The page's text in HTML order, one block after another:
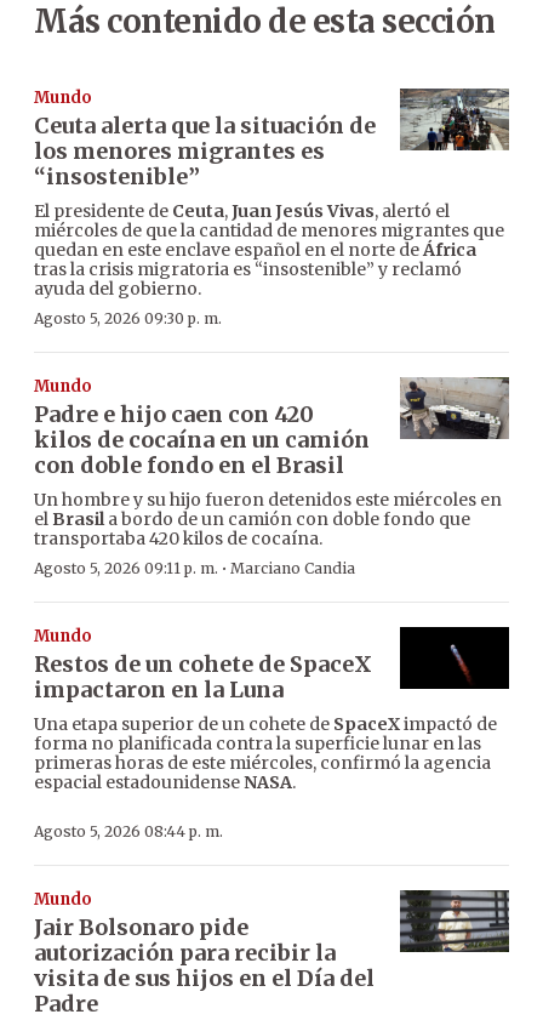
Más contenido de esta sección
Mundo
Ceuta alerta que la situación de
los menores migrantes es
“insostenible”
El presidente de Ceuta,Juan Jesús Vivas, alertó el
miércoles de que la cantidad de menores migrantes que
quedan en este enclave español en el norte deÁfrica
tras la crisis migratoria es “insostenible” y reclamó
ayuda del gobierno.
Agosto 5, 2026 09:30 p. m.
Mundo
Padre e hijo caen con 420
kilos de cocaína en un camión
con doble fondo en el Brasil
Un hombre y su hijo fueron detenidos este miércoles en
el Brasila bordo de un camión con doble fondo que
transportaba 420 kilos de cocaína.
Agosto 5, 2026 09:11 p. m. · Marciano Candia
Mundo
Restos de un cohete de SpaceX
impactaron en la Luna
Una etapa superior de un cohete de SpaceXimpactó de
forma no planificada contra la superficie lunar en las
primeras horas de este miércoles, confirmó la agencia
espacial estadounidenseNASA.
Agosto 5, 2026 08:44 p. m.
Mundo
Jair Bolsonaro pide
autorización para recibir la
visita de sus hijos en el Día del
Padre